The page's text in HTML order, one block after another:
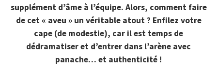
supplément d’âme à l’équipe. Alors, comment faire
de cet « aveu » un véritable atout ? Enfilez votre
cape (de modestie), car il est temps de
dédramatiser et d’entrer dans l’arène avec
panache… et authenticité !